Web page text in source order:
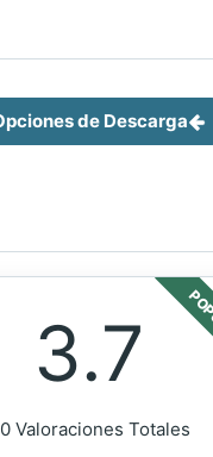
de Descarga
3.7
Valoraciones Totales